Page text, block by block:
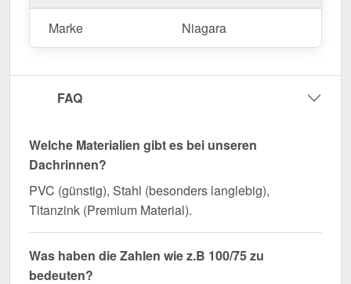
zuverlässige Wasserführung!
Marke Niagara
FAQ
Welche Materialien gibt es bei unseren
Dachrinnen?
PVC (günstig), Stahl (besonders langlebig),
Titanzink (Premium Material).
Was haben die Zahlen wie z.B 100/75 zu
bedeuten?